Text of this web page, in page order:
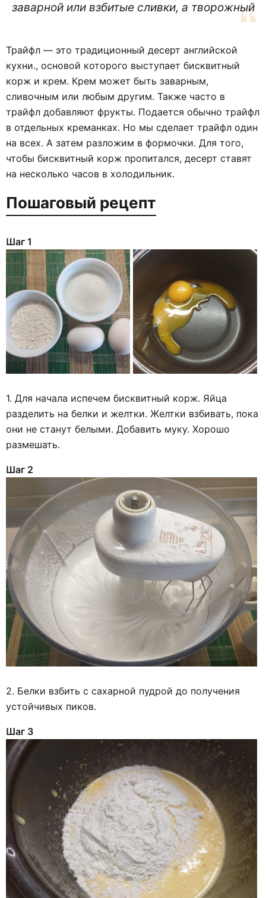
заварной или взбитые сливки, а творожный
Трайфл — это традиционный десерт английской
кухни., основой которого выступает бисквитный
корж и крем. Крем может быть заварным,
сливочным или любым другим. Также часто в
трайфл добавляют фрукты. Подается обычно трайфл
в отдельных креманках. Но мы сделает трайфл один
на всех. А затем разложим в формочки. Для того,
чтобы бисквитный корж пропитался, десерт ставят
на несколько часов в холодильник.
Пошаговый рецепт
Шаг 1
1. Для начала испечем бисквитный корж. Яйца
разделить на белки и желтки. Желтки взбивать, пока
они не станут белыми. Добавить муку. Хорошо
размешать.
Шаг 2
2. Белки взбить с сахарной пудрой до получения
устойчивых пиков.
Шаг 3